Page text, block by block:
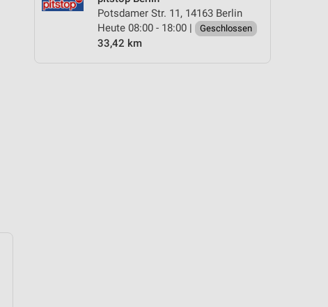
Potsdamer Str. 11, 14163 Berlin
Heute 08:00 - 18:00 |
Geschlossen
33,42 km